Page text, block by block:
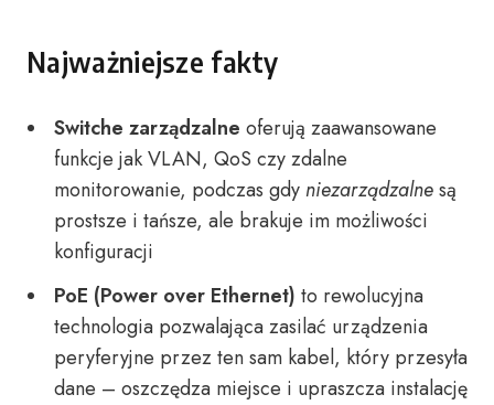
Najważniejsze fakty
Switche zarządzalne oferują zaawansowane
funkcje jak VLAN, QoS czy zdalne
monitorowanie, podczas gdyniezarządzalnesą
prostsze i tańsze, ale brakuje im możliwości
konfiguracji
PoE (Power over Ethernet) to rewolucyjna
technologia pozwalająca zasilać urządzenia
peryferyjne przez ten sam kabel, który przesyła
dane – oszczędza miejsce i upraszcza instalację